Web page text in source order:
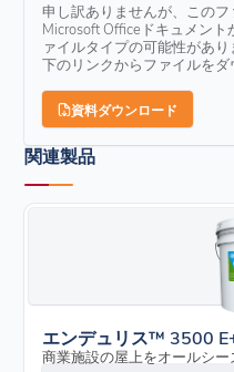
申し訳ありませんが、このフ
Microsoft Officeドキュメン
ァイルタイプの可能性があ
下のリンクからファイルをダ
資料ダウンロード
関連製品
エンデュリス™ 3500
商業施設の屋上をオールシー